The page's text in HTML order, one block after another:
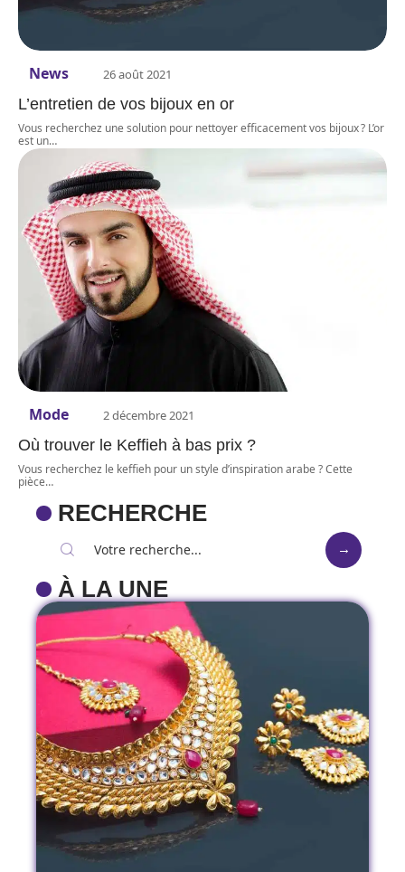
News 26 août 2021
L’entretien de vos bijoux en or
Vous recherchez une solution pour nettoyer efficacement vos bijoux ? L’or
est un…
Mode 2 décembre 2021
Où trouver le Keffieh à bas prix ?
Vous recherchez le keffieh pour un style d’inspiration arabe ? Cette
pièce…
RECHERCHE
À LA UNE